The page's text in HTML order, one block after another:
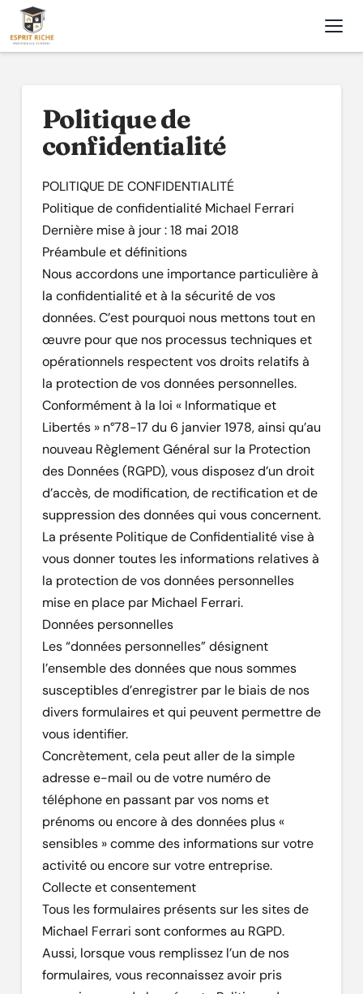
Politique de
confidentialité
POLITIQUE DE CONFIDENTIALITÉ
Politique de confidentialité Michael Ferrari
Dernière mise à jour : 18 mai 2018
Préambule et définitions
Nous accordons une importance particulière à
la confidentialité et à la sécurité de vos
données. C’est pourquoi nous mettons tout en
œuvre pour que nos processus techniques et
opérationnels respectent vos droits relatifs à
la protection de vos données personnelles.
Conformément à la loi « Informatique et
Libertés » n°78-17 du 6 janvier 1978, ainsi qu’au
nouveau Règlement Général sur la Protection
des Données (RGPD), vous disposez d’un droit
d’accès, de modification, de rectification et de
suppression des données qui vous concernent.
La présente Politique de Confidentialité vise à
vous donner toutes les informations relatives à
la protection de vos données personnelles
mise en place par Michael Ferrari.
Données personnelles
Les “données personnelles” désignent
l’ensemble des données que nous sommes
susceptibles d’enregistrer par le biais de nos
divers formulaires et qui peuvent permettre de
vous identifier.
Concrètement, cela peut aller de la simple
adresse e-mail ou de votre numéro de
téléphone en passant par vos noms et
prénoms ou encore à des données plus «
sensibles » comme des informations sur votre
activité ou encore sur votre entreprise.
Collecte et consentement
Tous les formulaires présents sur les sites de
Michael Ferrari sont conformes au RGPD.
Aussi, lorsque vous remplissez l’un de nos
formulaires, vous reconnaissez avoir pris